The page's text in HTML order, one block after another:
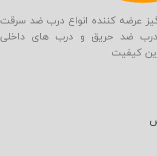
عرضه کننده انواع درب ضد سرقت
ضد حریق و درب های داخلی
کیفیت